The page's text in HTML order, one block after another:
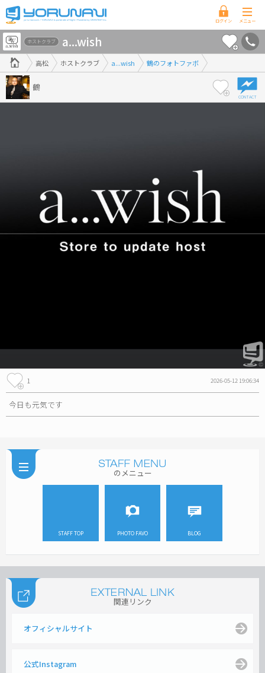
香
川
県
版
高松 ホストクラブ a...wish 鶴のフォトファボ
ホストクラブ a...wish
鶴
1 2026-05-12 19:06:34
今日も元気です
のメニュー
STAFF TOP PHOTO FAVO BLOG
関連リンク
オフィシャルサイト
公式Instagram